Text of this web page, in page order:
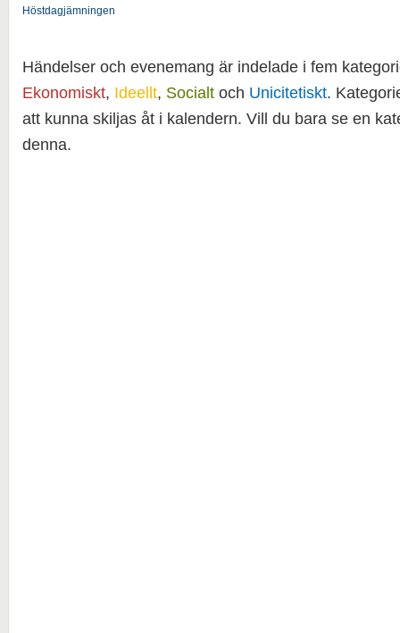
Höstdagjämningen
Händelser och evenemang är indelade i fem
Ekonomiskt, Ideellt, Socialtoch Unicitetiskt.
att kunna skiljas åt i kalendern. Vill du bara se en
denna.